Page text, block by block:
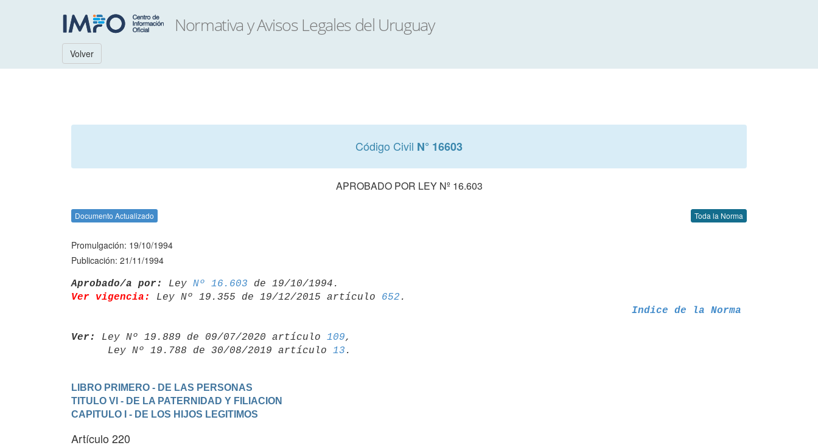
Volver
Código Civil N° 16603
APROBADO POR LEY Nº 16.603
Documento Actualizado Toda la Norma
Promulgación: 19/10/1994
Publicación: 21/11/1994
Aprobado/a por: Ley Nº 16.603
Ver vigencia:
Ley Nº 19.355 de 19/12/2015 artículo 652
Indice de la Norma
Ver: Ley Nº 19.889 de 09/07/2020 artículo 109,
      Ley Nº 19.788 de 30/08/2019 artículo
13
LIBRO PRIMERO - DE LAS PERSONAS
TITULO VI - DE LA PATERNIDAD Y FILIACION
CAPITULO I - DE LOS HIJOS LEGITIMOS
Artículo 220